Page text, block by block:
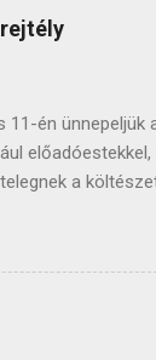
én ünnepeljük
a
legnagyobb
találni
és